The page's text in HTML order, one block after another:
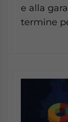
e alla
termine